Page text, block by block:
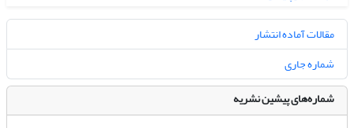
مقالات آماده انتشار
شماره جاری
شماره‌های پیشین نشریه